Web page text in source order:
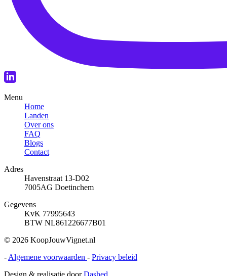
Menu
Home
Landen
Over ons
FAQ
Blogs
Contact
Adres
Havenstraat 13-D02
7005AG Doetinchem
Gegevens
KvK 77995643
BTW NL861226677B01
© 2026 KoopJouwVignet.nl
- Algemene voorwaarden - Privacy beleid
Design & realisatie doorDashed